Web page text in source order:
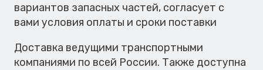
вариантов запасных частей, согласует с
вами условия оплаты и сроки поставки
Доставка ведущими транспортными
компаниями по всей России. Также доступна